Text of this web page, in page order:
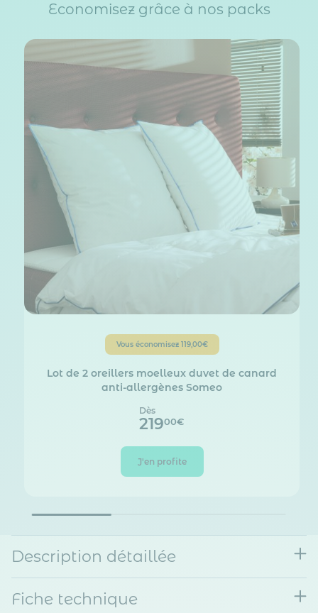
Economisez grâce à nos packs
Vous économisez 119,00€
Lot de 2 oreillers moelleux duvet de canard
anti-allergènes Someo
Dès
21900€
J'en profite
Description détaillée
Fiche technique